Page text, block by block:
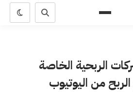
الربحية الخاصة
من اليوتيوب